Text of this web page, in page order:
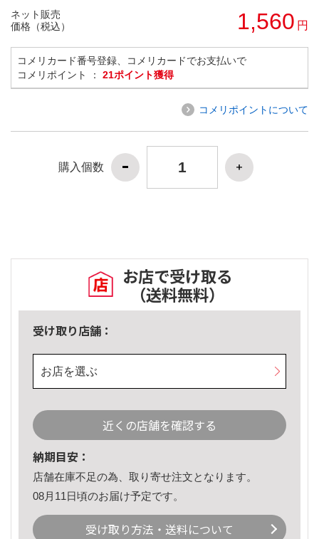
ネット販売
価格（税込）
1,560 円
コメリカード番号登録、コメリカードでお支払いで
コメリポイント ： 21ポイント獲得
コメリポイントについて
購入個数
お店で受け取る
（送料無料）
受け取り店舗：
お店を選ぶ
近くの店舗を確認する
納期目安：
店舗在庫不足の為、取り寄せ注文となります。
08月11日頃のお届け予定です。
受け取り方法・送料について